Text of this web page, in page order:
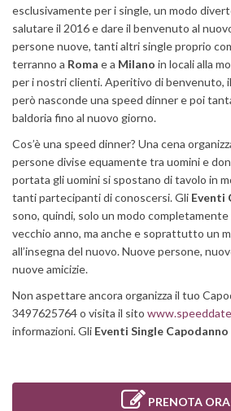
esclusivamente per i single, un modo
salutare il 2016 e dare il benvenuto al
persone nuove, tanti altri single proprio
terranno a Roma e a Milano in locali alla
per i nostri clienti. Aperitivo di benvenuto,
però nasconde una speed dinner e poi
baldoria fino al nuovo giorno.
Cos’è una speed dinner? Una cena
persone divise equamente tra uomini e
portata gli uomini si spostano di tavolo in
tanti partecipanti di conoscersi. Gli Eventi
sono, quindi, solo un modo
vecchio anno, ma anche e soprattutto un
all’insegna del nuovo. Nuove persone,
nuove amicizie.
Non aspettare ancora organizza il tuo
3497625764 o visita il sito
informazioni. Gli Eventi Single Capodanno
PRENOTA ORA